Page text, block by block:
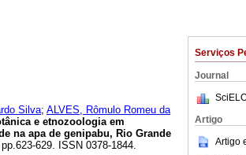
Serviços
Journal
Artigo
Artigo
Silva; ALVES, Rômulo Romeu da
e etnozoologia em
na apa de genipabu, Rio Grande
629. ISSN 0378-1844.